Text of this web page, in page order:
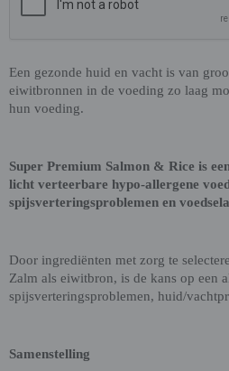
Een gezonde huid en vacht is van
eiwitbronnen in de voeding zo laag
hun voeding.
Super Premium Salmon & Rice is
licht verteerbare hypo-allergene
spijsverteringsproblemen en
Door ingrediënten met zorg te
Zalm als eiwitbron, is de kans op een
spijsverteringsproblemen, huid/
Samenstelling